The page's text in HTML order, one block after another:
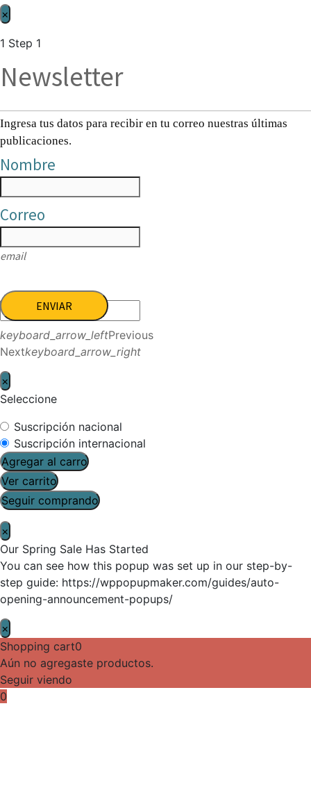
×
1 Step 1
Newsletter
Ingresa tus datos para recibir en tu correo nuestras últimas
publicaciones.
Nombre
Correo
email
ENVIAR
keyboard_arrow_leftPrevious
Nextkeyboard_arrow_right
×
Seleccione
Suscripción nacional
Suscripción internacional
Agregar al carro
Ver carrito
Seguir comprando
×
Our Spring Sale Has Started
You can see how this popup was set up in our step-by-
step guide: https://wppopupmaker.com/guides/auto-
opening-announcement-popups/
×
Shopping cart0
Aún no agregaste productos.
Seguir viendo
0